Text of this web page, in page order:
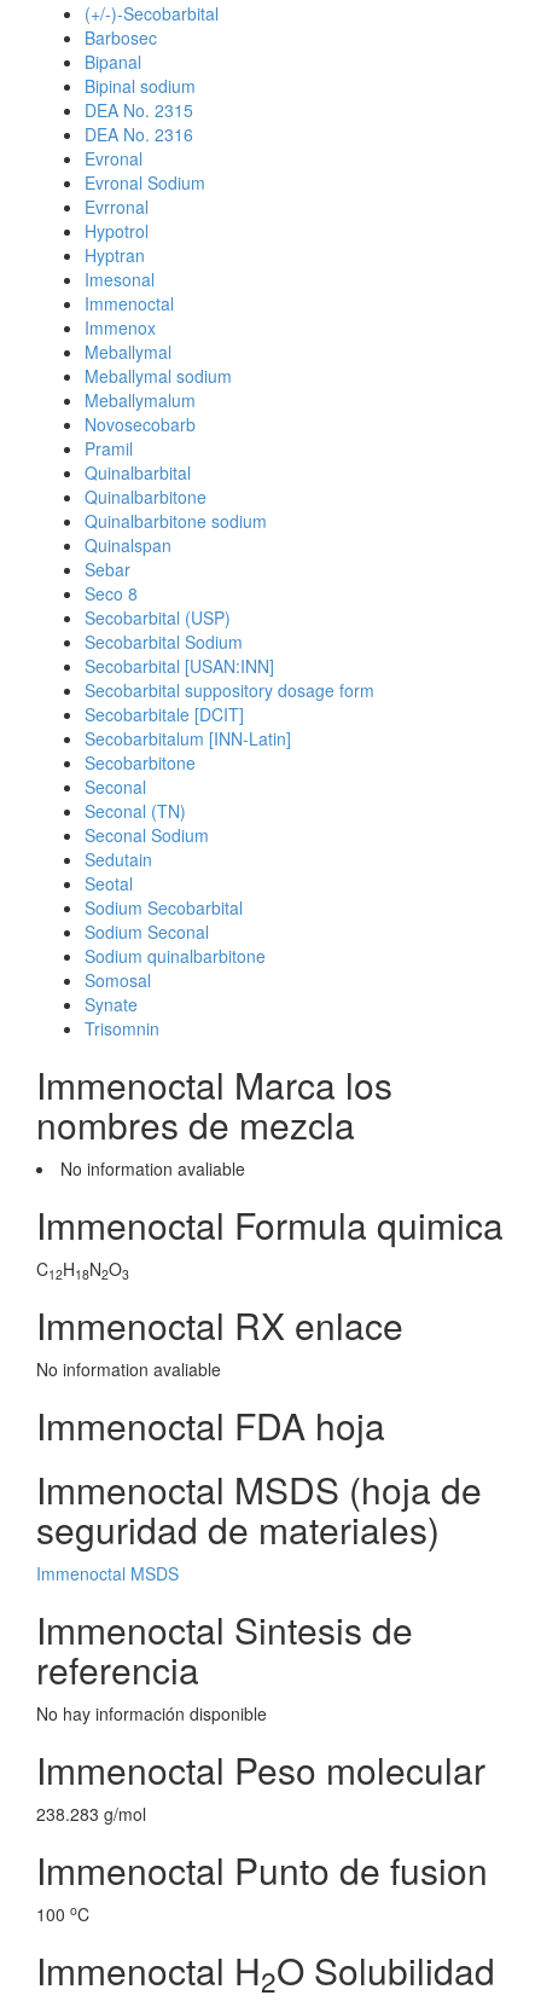
(+/-)-Secobarbital
Barbosec
Bipanal
Bipinal sodium
DEA No. 2315
DEA No. 2316
Evronal
Evronal Sodium
Evrronal
Hypotrol
Hyptran
Imesonal
Immenoctal
Immenox
Meballymal
Meballymal sodium
Meballymalum
Novosecobarb
Pramil
Quinalbarbital
Quinalbarbitone
Quinalbarbitone sodium
Quinalspan
Sebar
Seco 8
Secobarbital (USP)
Secobarbital Sodium
Secobarbital [USAN:INN]
Secobarbital suppository dosage form
Secobarbitale [DCIT]
Secobarbitalum [INN-Latin]
Secobarbitone
Seconal
Seconal (TN)
Seconal Sodium
Sedutain
Seotal
Sodium Secobarbital
Sodium Seconal
Sodium quinalbarbitone
Somosal
Synate
Trisomnin
Immenoctal Marca los
nombres de mezcla
No information avaliable
Immenoctal Formula quimica
C12H18N2O3
Immenoctal RX enlace
No information avaliable
Immenoctal FDA hoja
Immenoctal MSDS (hoja de
seguridad de materiales)
Immenoctal MSDS
Immenoctal Sintesis de
referencia
No hay información disponible
Immenoctal Peso molecular
238.283 g/mol
Immenoctal Punto de fusion
100 oC
Immenoctal H2O Solubilidad